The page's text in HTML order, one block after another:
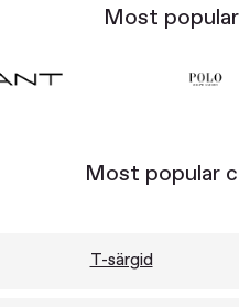
Most
Most popular
T-särgid